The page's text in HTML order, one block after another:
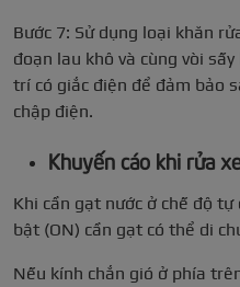
Bước 7: Sử dụng loại khăn
đoạn lau khô và cùng vòi
trí có giắc điện để đảm bảo
chập điện.
Khuyến cáo khi rửa
Khi cần gạt nước ở chế độ tự
bật (ON) cần gạt có thể di
Nếu kính chắn gió ở phía